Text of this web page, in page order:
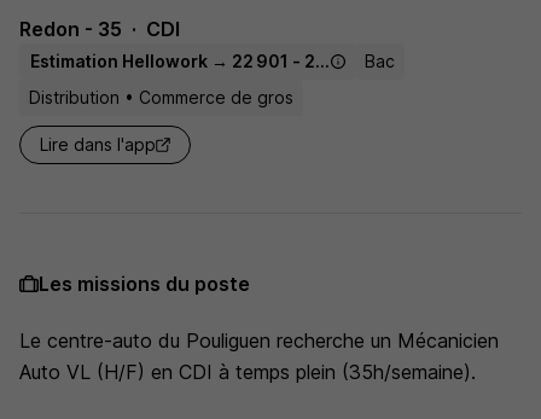
Redon - 35 CDI
Estimation Hellowork → 22 901 - 27 250 € / an
Bac
Distribution • Commerce de gros
Lire dans l'app
Les missions du poste
Le centre-auto du Pouliguen recherche un Mécanicien
Auto VL (H/F) en CDI à temps plein (35h/semaine).